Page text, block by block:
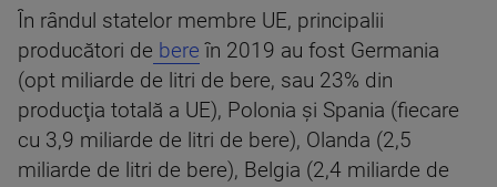
În rândul statelor membre UE, principalii
producători de bere în 2019 au fost Germania
(opt miliarde de litri de bere, sau 23% din
producţia totală a UE), Polonia şi Spania (fiecare
cu 3,9 miliarde de litri de bere), Olanda (2,5
miliarde de litri de bere), Belgia (2,4 miliarde de